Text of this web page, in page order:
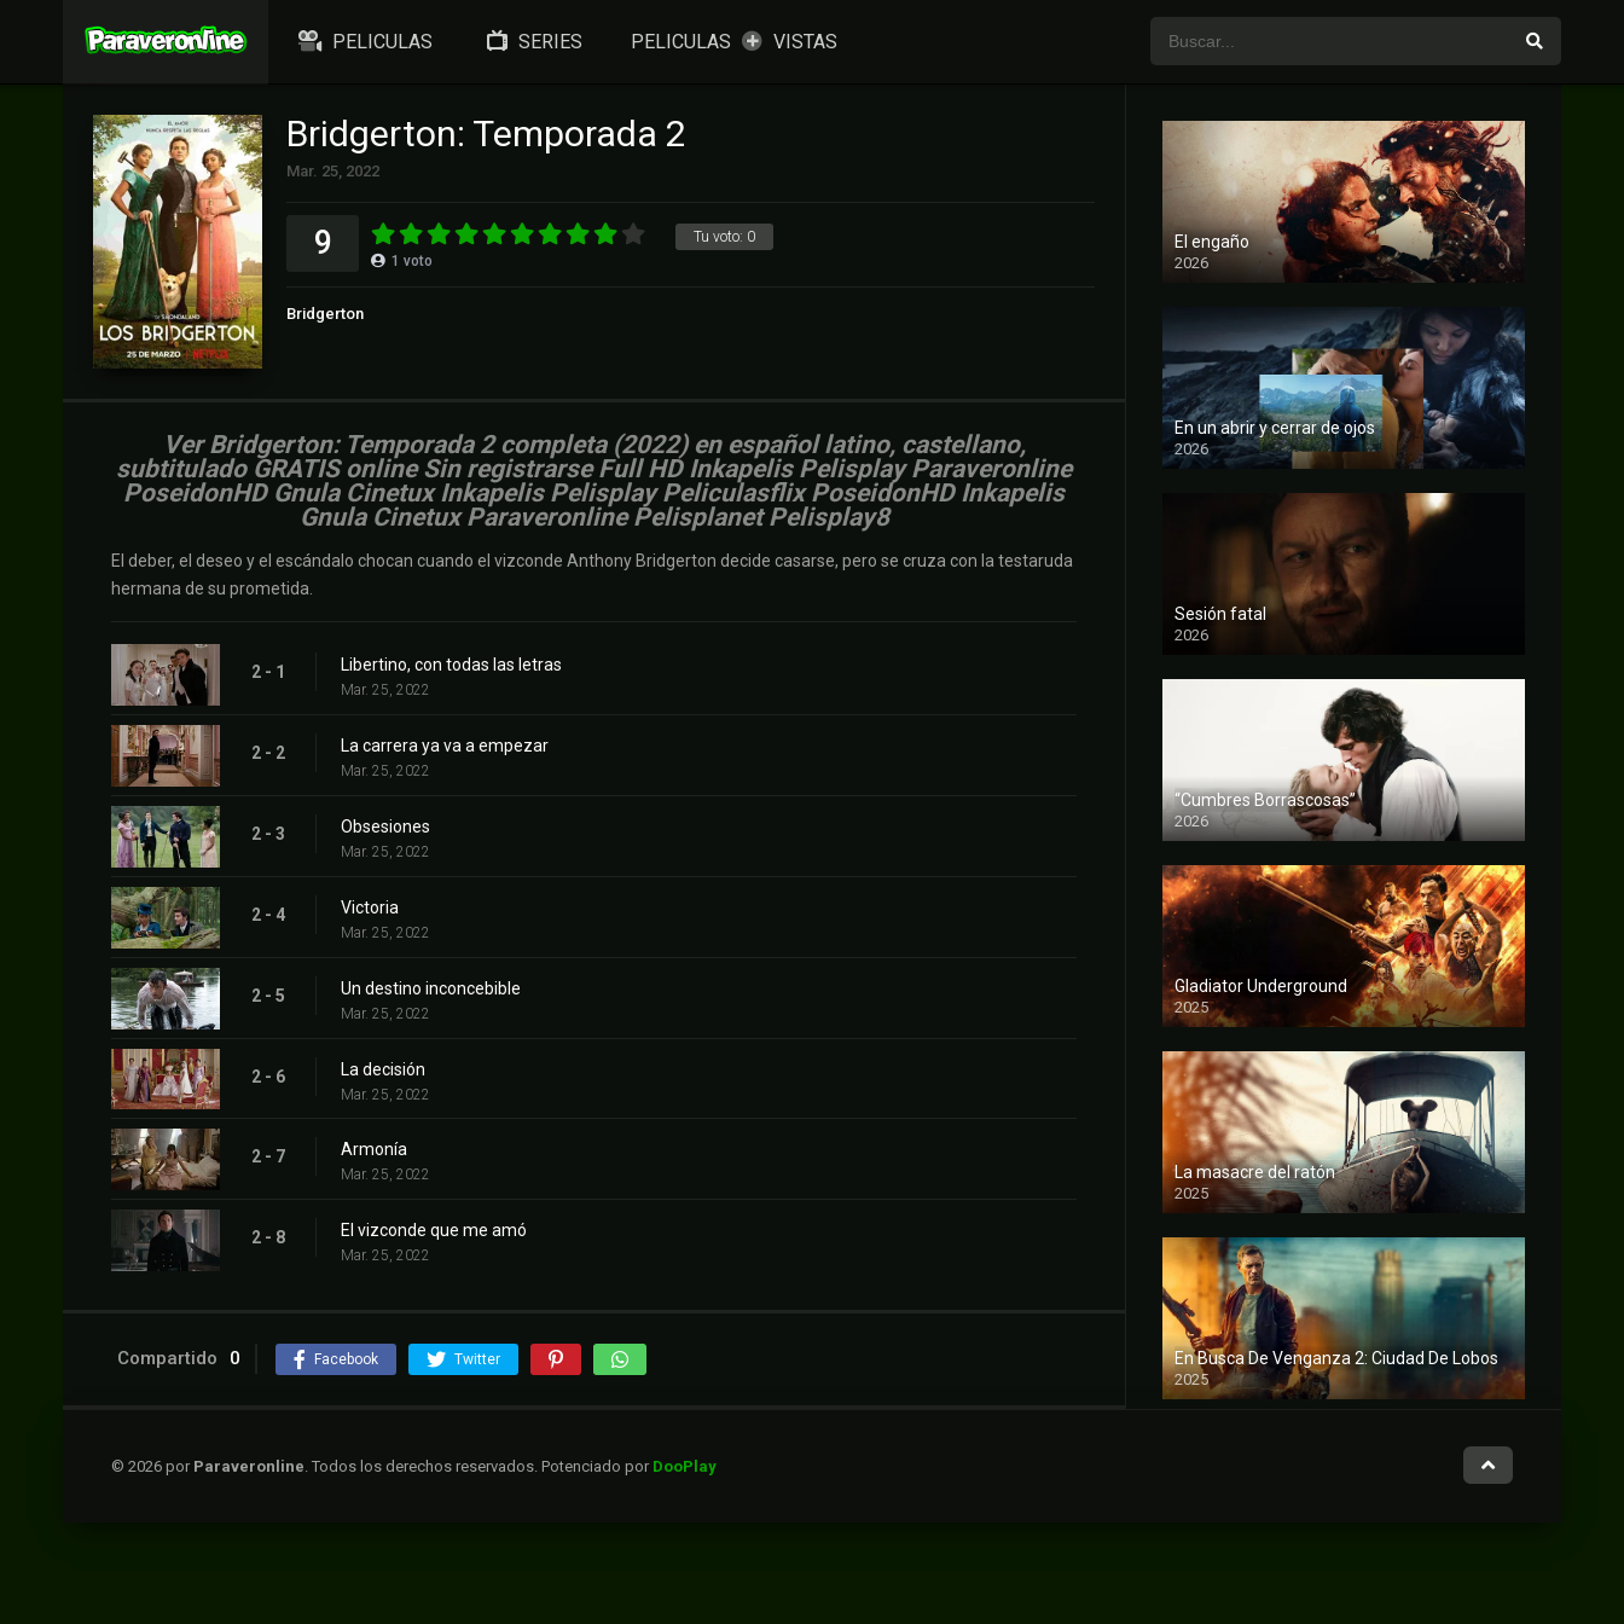
PELICULAS SERIES PELICULAS VISTAS
Bridgerton: Temporada 2
Mar. 25, 2022
Tu voto: 0
9 1 voto
Bridgerton
Ver Bridgerton: Temporada 2 completa (2022) en español latino, castellano,
subtitulado GRATIS online Sin registrarse Full HD Inkapelis Pelisplay Paraveronline
PoseidonHD Gnula Cinetux Inkapelis Pelisplay Peliculasflix PoseidonHD Inkapelis
Gnula Cinetux Paraveronline Pelisplanet Pelisplay8
El deber, el deseo y el escándalo chocan cuando el vizconde Anthony Bridgerton decide casarse, pero se cruza con la testaruda
hermana de su prometida.
2 - 1 Libertino, con todas las letras
Mar. 25, 2022
2 - 2 La carrera ya va a empezar
Mar. 25, 2022
2 - 3 Obsesiones
Mar. 25, 2022
2 - 4 Victoria
Mar. 25, 2022
2 - 5 Un destino inconcebible
Mar. 25, 2022
2 - 6 La decisión
Mar. 25, 2022
2 - 7 Armonía
Mar. 25, 2022
2 - 8 El vizconde que me amó
Mar. 25, 2022
Compartido 0 Facebook Twitter
El engaño
2026
FULL HD
En un abrir y cerrar de ojos
2026
FULL HD
Sesión fatal
2026
FULL HD
“Cumbres Borrascosas”
2026
FULL HD
Gladiator Underground
2025
FULL HD
La masacre del ratón
2025
FULL HD
En Busca De Venganza 2: Ciudad De Lobos
2025
FULL HD
© 2026 por Paraveronline. Todos los derechos reservados. Potenciado por DooPlay